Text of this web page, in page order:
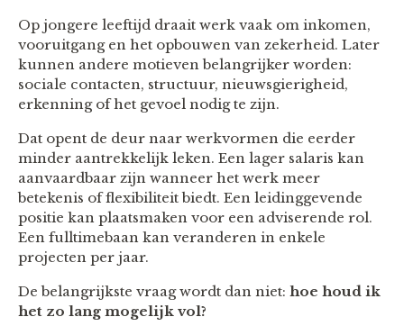
Op jongere leeftijd draait werk vaak om inkomen,
vooruitgang en het opbouwen van zekerheid. Later
kunnen andere motieven belangrijker worden:
sociale contacten, structuur, nieuwsgierigheid,
erkenning of het gevoel nodig te zijn.
Dat opent de deur naar werkvormen die eerder
minder aantrekkelijk leken. Een lager salaris kan
aanvaardbaar zijn wanneer het werk meer
betekenis of flexibiliteit biedt. Een leidinggevende
positie kan plaatsmaken voor een adviserende rol.
Een fulltimebaan kan veranderen in enkele
projecten per jaar.
De belangrijkste vraag wordt dan niet: hoe houd ik
het zo lang mogelijk vol?